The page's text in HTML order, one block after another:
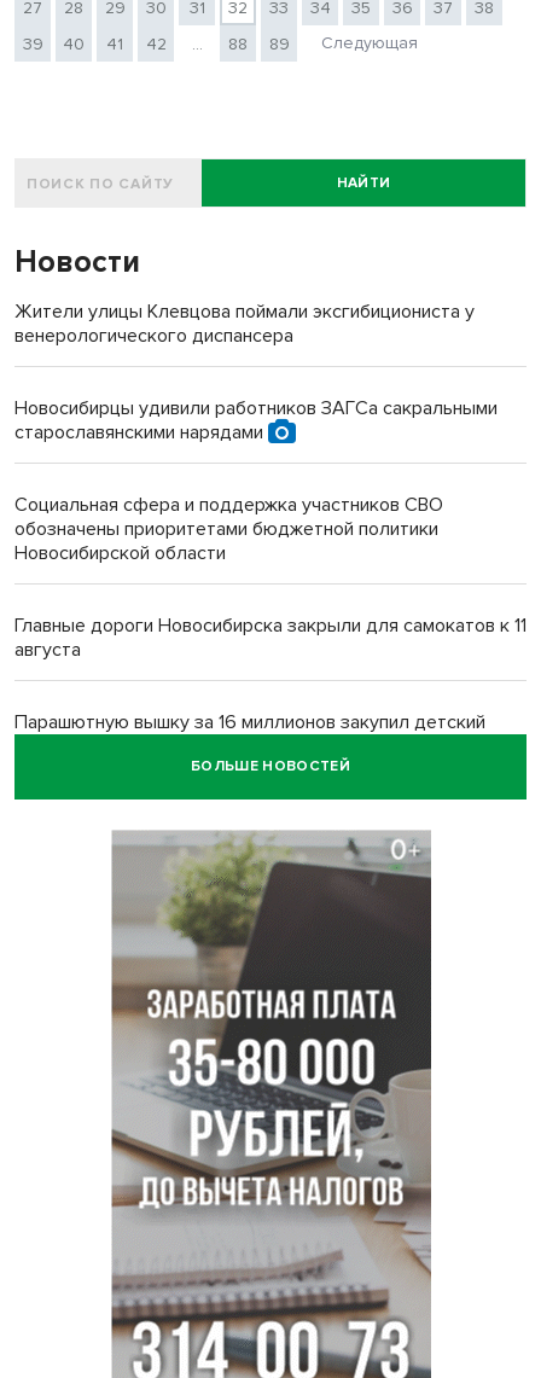
27
28 29 30 31 32 33 34 35 36 37
38
39
40 41 42 ... 88 89 Следующая
НАЙТИ
Новости
Жители улицы Клевцова поймали эксгибициониста у
венерологического диспансера
Новосибирцы удивили работников ЗАГСа сакральными
старославянскими нарядами
Социальная сфера и поддержка участников СВО
обозначены приоритетами бюджетной политики
Новосибирской области
Главные дороги Новосибирска закрыли для самокатов к 11
августа
Парашютную вышку за 16 миллионов закупил детский
отдыха в Новосибирске
Глава сельсовета Игорь Конах утонул у острова в
Новосибирском водохранилище
Сибирские пенсионеры накопили в банках рекордные 4,2
млрд рублей
Под Новосибирском суд наказал дачников за
дискриминацию с шлагбаумом
БОЛЬШЕ НОВОСТЕЙ